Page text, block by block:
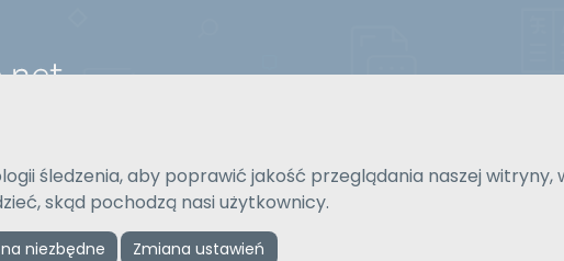
śledzenia, aby poprawić jakość przeglądania naszej
skąd pochodzą nasi użytkownicy.
niezbędne Zmiana ustawień
Strona
Na język
Wybierz język
Typ tłumaczenia